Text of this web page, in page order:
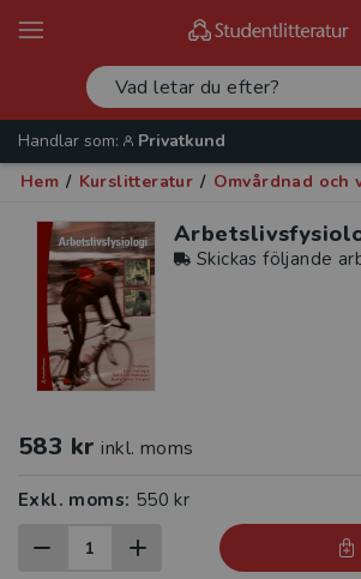
Handlar som:
Privatkund
Hem / Kurslitteratur / Omvårdnad och
Skickas följande
583 kr inkl. moms
Exkl. moms: 550 kr